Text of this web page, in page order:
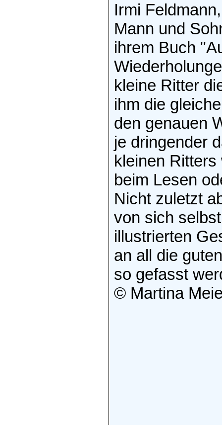
Irmi
Mann und
ihrem Buch
kleine Ritter
ihm die
den genauen
je dringender
kleinen
beim Lesen
Nicht zuletzt
von sich
illustrierten
an all die
so gefasst
© Martina